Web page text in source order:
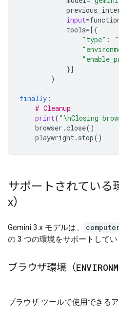
input=
tools=[{
"type" :
}]
)
finally :
# Cleanup
print( " \nClosing
browser .close()
playwright. stop()
サポートされている
x）
Gemini 3.x モデルは、
の 3 つの環境をサポートしてい
ブラウザ環境（
ブラウザ ツールで使用できる